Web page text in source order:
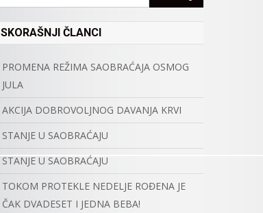
SKORAŠNJI ČLANCI
PROMENA REŽIMA SAOBRAĆAJA OSMOG
JULA
AKCIJA DOBROVOLJNOG DAVANJA KRVI
STANJE U SAOBRAĆAJU
STANJE U SAOBRAĆAJU
TOKOM PROTEKLE NEDELJE ROĐENA JE
ČAK DVADESET I JEDNA BEBA!